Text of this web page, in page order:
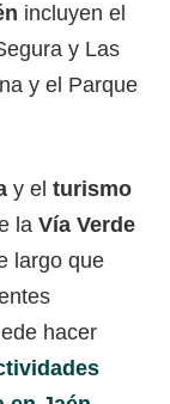
incluyen el
y Las
y el Parque
y el turismo
la Vía Verde
largo que
hacer